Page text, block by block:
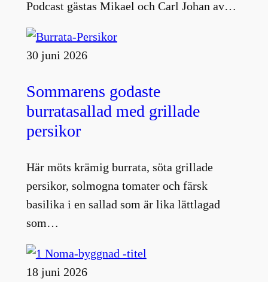
Podcast gästas Mikael och Carl Johan av…
30 juni 2026
Sommarens godaste
burratasallad med grillade
persikor
Här möts krämig burrata, söta grillade
persikor, solmogna tomater och färsk
basilika i en sallad som är lika lättlagad
som…
18 juni 2026